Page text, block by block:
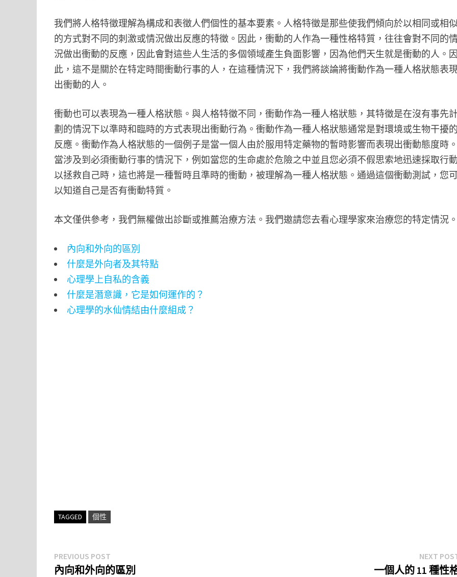
我們將人格特徵理解為構成和表徵人們個性的基本要素。人格特徵是那些使我們傾向於以相同或相
的方式對不同的刺激或情況做出反應的特徵。因此，衝動的人作為一種性格特質，往往會對不同的
況做出衝動的反應，因此會對這些人生活的多個領域產生負面影響，因為他們天生就是衝動的人。
此，這不是關於在特定時間衝動行事的人，在這種情況下，我們將談論將衝動作為一種人格狀態表
出衝動的人。
衝動也可以表現為一種人格狀態。與人格特徵不同，衝動作為一種人格狀態，其特徵是在沒有事先
劃的情況下以準時和臨時的方式表現出衝動行為。衝動作為一種人格狀態通常是對環境或生物干擾
反應。衝動作為人格狀態的一個例子是當一個人由於服用特定藥物的暫時影響而表現出衝動態度時
當涉及到必須衝動行事的情況下，例如當您的生命處於危險之中並且您必須不假思索地迅速採取行
以拯救自己時，這也將是一種暫時且準時的衝動，被理解為一種人格狀態。通過這個衝動測試，您
以知道自己是否有衝動特質。
本文僅供參考，我們無權做出診斷或推薦治療方法。我們邀請您去看心理學家來治療您的特定情況
內向和外向的區別
什麼是外向者及其特點
心理學上自私的含義
什麼是潛意識，它是如何運作的？
心理學的水仙情結由什麼組成？
TAGGED 個性
文
PREVIOUS POST
post:
內向和外向的區別
NEXT
一個人的 11 種性